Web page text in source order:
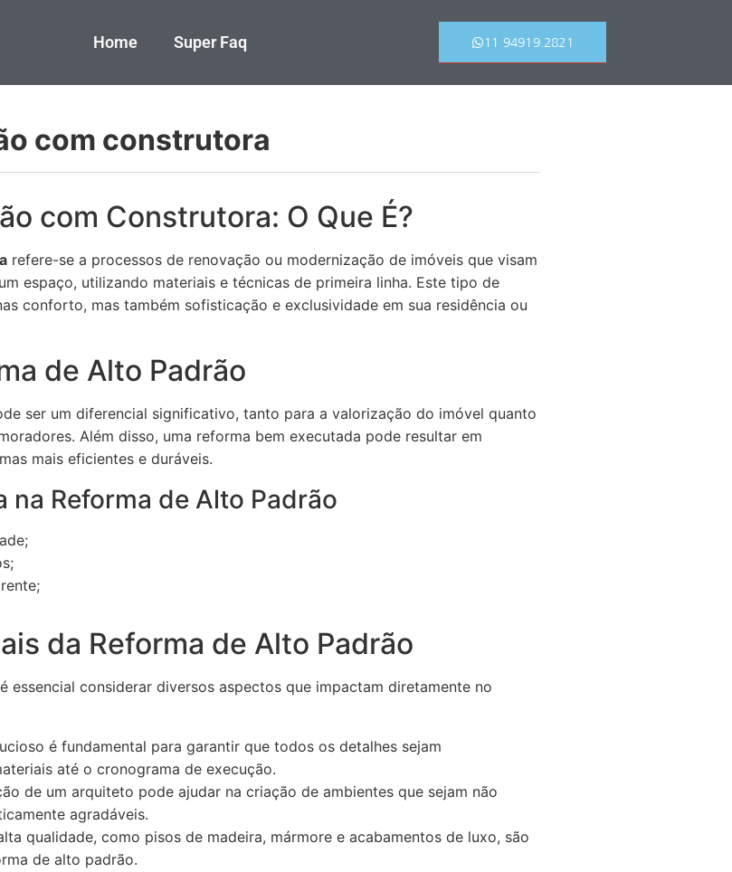
Home Super Faq 11 94919.2821
com construtora
com Construtora: O Que É?
refere-se a processos de renovação ou modernização de imóveis que visam
espaço, utilizando materiais e técnicas de primeira linha. Este tipo de
conforto, mas também sofisticação e exclusividade em sua residência ou
de Alto Padrão
ser um diferencial significativo, tanto para a valorização do imóvel quanto
Além disso, uma reforma bem executada pode resultar em
mais eficientes e duráveis.
na Reforma de Alto Padrão
da Reforma de Alto Padrão
essencial considerar diversos aspectos que impactam diretamente no
é fundamental para garantir que todos os detalhes sejam
até o cronograma de execução.
de um arquiteto pode ajudar na criação de ambientes que sejam não
agradáveis.
qualidade, como pisos de madeira, mármore e acabamentos de luxo, são
de alto padrão.